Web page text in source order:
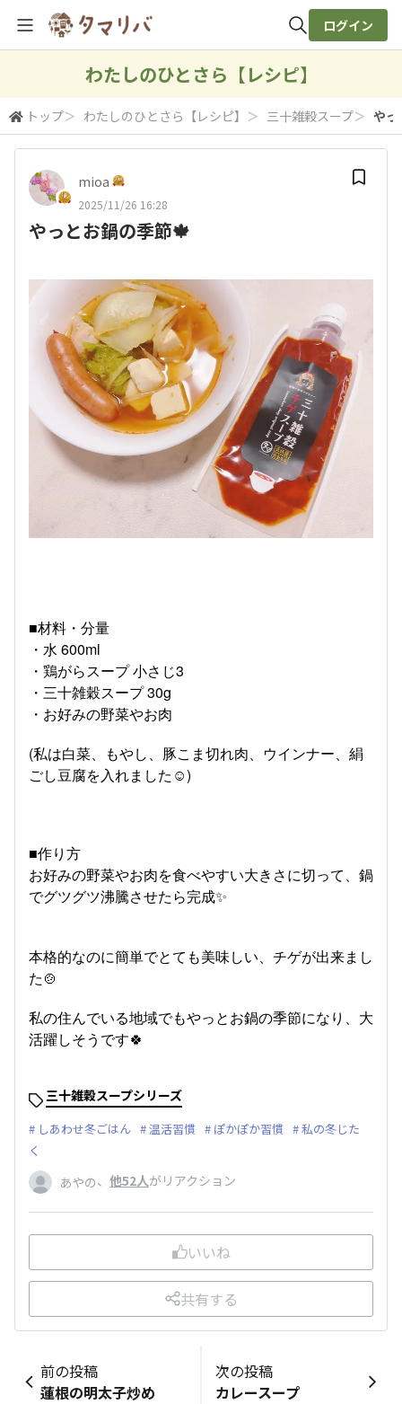
検索
ログイン
わたしのひとさら【レシピ】
トップ＞ わたしのひとさら【レシピ】 ＞ 三十雑穀スープ＞ やっ
mioa
2025/11/26 16:28
やっとお鍋の季節🍁
■材料・分量
・水 600ml
・鶏がらスープ 小さじ3
・三十雑穀スープ 30g
・お好みの野菜やお肉
(私は白菜、もやし、豚こま切れ肉、ウインナー、絹
ごし豆腐を入れました☺️)
■作り方
お好みの野菜やお肉を食べやすい大きさに切って、鍋
でグツグツ沸騰させたら完成✨
本格的なのに簡単でとても美味しい、チゲが出来まし
た🍲
私の住んでいる地域でもやっとお鍋の季節になり、大
活躍しそうです🍀
三十雑穀スープシリーズ
しあわせ冬ごはん 温活習慣 ぽかぽか習慣
私の冬じた
く
あやの、 他52人がリアクション
いいね
共有する
前の投稿
蓮根の明太子炒め
次の投稿
カレースープ